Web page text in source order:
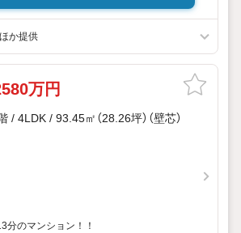
ほか提供
万円
/ 4LDK / 93.45㎡（28.26坪）（壁芯）
分のマンション！！